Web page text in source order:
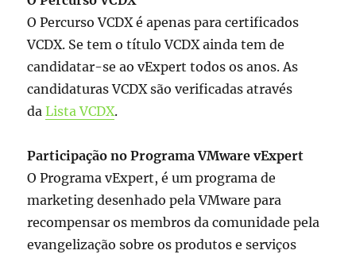
O Percurso VCDX é apenas para certificados
VCDX. Se tem o título VCDX ainda tem de
candidatar-se ao vExpert todos os anos. As
candidaturas VCDX são verificadas através
daLista VCDX.
Participação no Programa VMware vExpert
O Programa vExpert, é um programa de
marketing desenhado pela VMware para
recompensar os membros da comunidade pela
evangelização sobre os produtos e serviços